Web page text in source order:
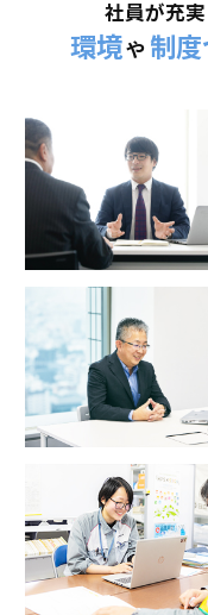
社員が充
環境や 制度